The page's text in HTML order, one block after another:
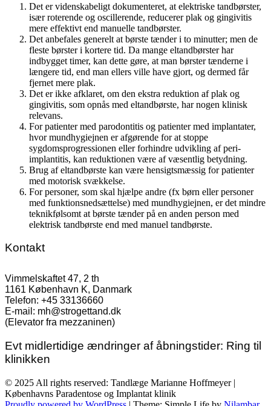
Det er videnskabeligt dokumenteret, at elektriske tandbørster,
især roterende og oscillerende, reducerer plak og gingivitis
mere effektivt end manuelle tandbørster.
Det anbefales generelt at børste tænder i to minutter; men de
fleste børster i kortere tid. Da mange eltandbørster har
indbygget timer, kan dette gøre, at man børster tænderne i
længere tid, end man ellers ville have gjort, og dermed får
fjernet mere plak.
Det er ikke afklaret, om den ekstra reduktion af plak og
gingivitis, som opnås med eltandbørste, har nogen klinisk
relevans.
For patienter med parodontitis og patienter med implantater,
hvor mundhygiejnen er afgørende for at stoppe
sygdomsprogressionen eller forhindre udvikling af peri-
implantitis, kan reduktionen være af væsentlig betydning.
Brug af eltandbørste kan være hensigtsmæssig for patienter
med motorisk svækkelse.
For personer, som skal hjælpe andre (fx børn eller personer
med funktionsnedsættelse) med mundhygiejnen, er det mindre
teknikfølsomt at børste tænder på en anden person med
elektrisk tandbørste end med manuel tandbørste.
Kontakt
Vimmelskaftet 47, 2 th
1161 København K, Danmark
Telefon: +45 33136660
E-mail: mh@strogettand.dk
(Elevator fra mezzaninen)
Evt midlertidige ændringer af åbningstider: Ring til
klinikken
© 2025 All rights reserved: Tandlæge Marianne Hoffmeyer |
Københavns Paradentose og Implantat klinik